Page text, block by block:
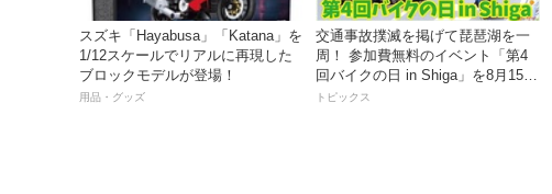
スズキ「Hayabusa」「Katana」を
1/12スケールでリアルに再現した
ブロックモデルが登場！
用品・グッズ
交通事故撲滅を掲げて琵琶湖を一
周！ 参加費無料のイベント「第4
回バイクの日 in Shiga」を8月15
日、16日に開催
トピックス